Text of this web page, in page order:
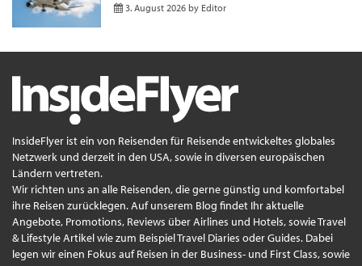
3. August 2026 by Editor
InsideFlyer ist ein von Reisenden für Reisende entwickeltes globales
Netzwerk und derzeit in den USA, sowie in diversen europäischen
Ländern vertreten.
Wir richten uns an alle Reisenden, die gerne günstig und komfortabel
ihre Reisen zurücklegen. Auf unserem Blog findet Ihr aktuelle
Angebote, Promotions, Reviews über Airlines und Hotels, sowie Travel
& Lifestyle Artikel wie zum Beispiel Travel Diaries oder Guides. Dabei
legen wir einen Fokus auf Reisen in der Business- und First Class, sowie